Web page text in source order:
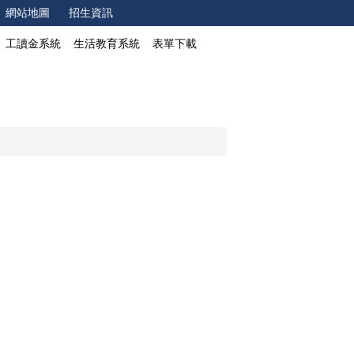
網站地圖 招生資訊
工讀金系統 生活教育系統 表單下載